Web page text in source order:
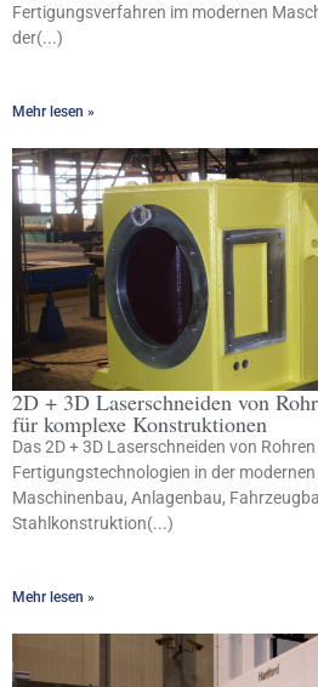
Fertigungsverfahren im modernen
der(...)
Mehr lesen »
2D + 3D Laserschneiden von
für komplexe Konstruktionen
Das 2D + 3D Laserschneiden von
Fertigungstechnologien in der
Maschinenbau, Anlagenbau,
Stahlkonstruktion(...)
Mehr lesen »